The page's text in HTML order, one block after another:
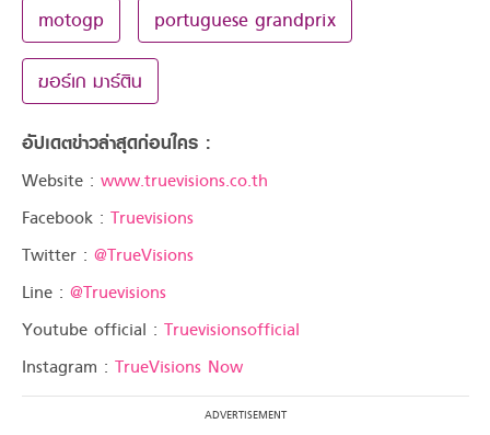
motogp portuguese grandprix
ฆอร์เก มาร์ติน
อัปเดตข่าวล่าสุดก่อนใคร :
Website : www.truevisions.co.th
Facebook : Truevisions
Twitter : @TrueVisions
Line : @Truevisions
Youtube official : Truevisionsofficial
Instagram : TrueVisions Now